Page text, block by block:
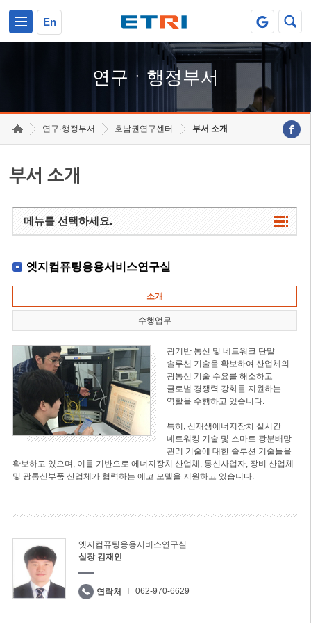
En
연구ㆍ행정부서
연구·행정부서 호남권연구센터 부서 소개
부서 소개
메뉴를 선택하세요.
엣지컴퓨팅응용서비스연구실
소개
수행업무
광기반 통신 및 네트워크 단말
솔루션 기술을 확보하여 산업체의
광통신 기술 수요를 해소하고
글로벌 경쟁력 강화를 지원하는
역할을 수행하고 있습니다.
특히, 신재생에너지장치 실시간
네트워킹 기술 및 스마트 광분배망
관리 기술에 대한 솔루션 기술들을
확보하고 있으며, 이를 기반으로 에너지장치 산업체, 통신사업자, 장비 산업체
및 광통신부품 산업체가 협력하는 에코 모델을 지원하고 있습니다.
엣지컴퓨팅응용서비스연구실
실장 김재인
연락처 062-970-6629